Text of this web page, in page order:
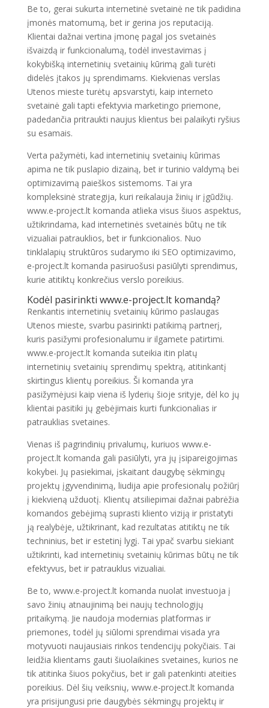
Be to, gerai sukurta internetinė svetainė ne tik padidina
įmonės matomumą, bet ir gerina jos reputaciją.
Klientai dažnai vertina įmonę pagal jos svetainės
išvaizdą ir funkcionalumą, todėl investavimas į
kokybišką internetinių svetainių kūrimą gali turėti
didelės įtakos jų sprendimams. Kiekvienas verslas
Utenos mieste turėtų apsvarstyti, kaip interneto
svetainė gali tapti efektyvia marketingo priemone,
padedančia pritraukti naujus klientus bei palaikyti ryšius
su esamais.
Verta pažymėti, kad internetinių svetainių kūrimas
apima ne tik puslapio dizainą, bet ir turinio valdymą bei
optimizavimą paieškos sistemoms. Tai yra
kompleksinė strategija, kuri reikalauja žinių ir įgūdžių.
www.e-project.lt komanda atlieka visus šiuos aspektus,
užtikrindama, kad internetinės svetainės būtų ne tik
vizualiai patrauklios, bet ir funkcionalios. Nuo
tinklalapių struktūros sudarymo iki SEO optimizavimo,
e-project.lt komanda pasiruošusi pasiūlyti sprendimus,
kurie atitiktų konkrečius verslo poreikius.
Kodėl pasirinkti www.e-project.ltkomandą?
Renkantis internetinių svetainių kūrimo paslaugas
Utenos mieste, svarbu pasirinkti patikimą partnerį,
kuris pasižymi profesionalumu ir ilgamete patirtimi.
www.e-project.lt komanda suteikia itin platų
internetinių svetainių sprendimų spektrą, atitinkantį
skirtingus klientų poreikius. Ši komanda yra
pasižymėjusi kaip viena iš lyderių šioje srityje, dėl ko jų
klientai pasitiki jų gebėjimais kurti funkcionalias ir
patrauklias svetaines.
Vienas iš pagrindinių privalumų, kuriuos www.e-
project.lt komanda gali pasiūlyti, yra jų įsipareigojimas
kokybei. Jų pasiekimai, įskaitant daugybę sėkmingų
projektų įgyvendinimą, liudija apie profesionalų požiūrį
į kiekvieną užduotį. Klientų atsiliepimai dažnai pabrėžia
komandos gebėjimą suprasti kliento viziją ir pristatyti
ją realybėje, užtikrinant, kad rezultatas atitiktų ne tik
techninius, bet ir estetinį lygį. Tai ypač svarbu siekiant
užtikrinti, kad internetinių svetainių kūrimas būtų ne tik
efektyvus, bet ir patrauklus vizualiai.
Be to, www.e-project.lt komanda nuolat investuoja į
savo žinių atnaujinimą bei naujų technologijų
pritaikymą. Jie naudoja modernias platformas ir
priemones, todėl jų siūlomi sprendimai visada yra
motyvuoti naujausiais rinkos tendencijų pokyčiais. Tai
leidžia klientams gauti šiuolaikines svetaines, kurios ne
tik atitinka šiuos pokyčius, bet ir gali patenkinti ateities
poreikius. Dėl šių veiksnių, www.e-project.lt komanda
yra prisijungusi prie daugybės sėkmingų projektų ir